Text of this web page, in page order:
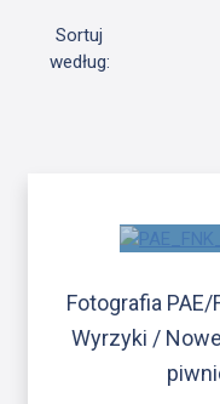
Sortuj
według:
Fotografia
Wyrzyki /